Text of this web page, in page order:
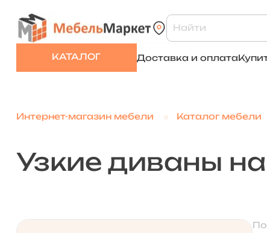
КАТАЛОГ Доставка и оплата
Интернет-магазин мебели Каталог мебели
Узкие диваны